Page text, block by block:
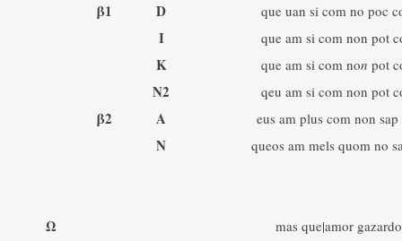
β1 D que uan si com no poc
I que am si com non pot
K que am si com non pot
N2 qeu am si com non pot
β2 A eus am plus com non sap
N queos am mels quom no
Ω
mas que|amor